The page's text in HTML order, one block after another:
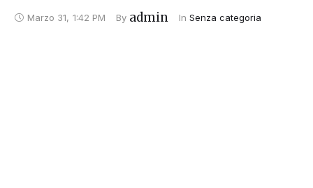
Marzo 31, 1:42 PM By admin In Senza categoria